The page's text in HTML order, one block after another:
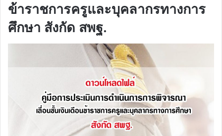
ข้าราชการครูและบุคลากรทางการ
ศึกษา สังกัด สพฐ.